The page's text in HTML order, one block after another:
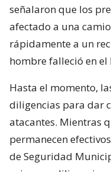
señalaron que los
afectado a una
rápidamente a un
hombre falleció en el
Hasta el momento,
diligencias para dar
atacantes. Mientras
permanecen
de Seguridad